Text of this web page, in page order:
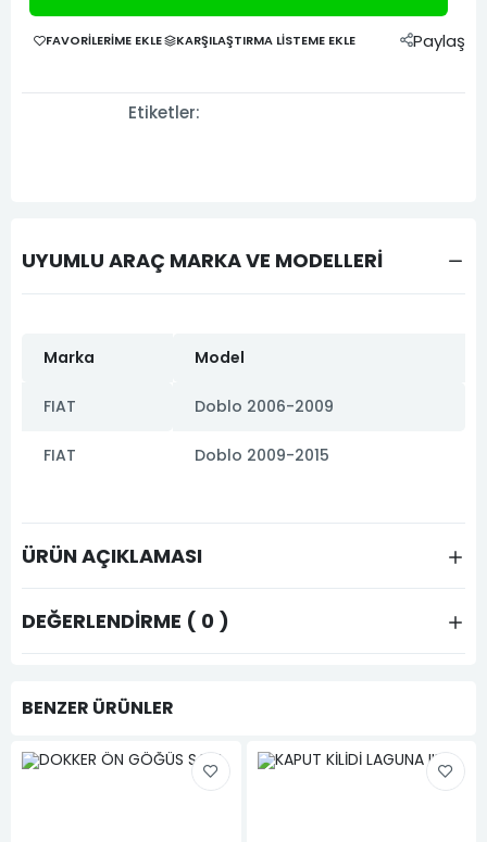
FAVORILERIME EKLE KARŞILAŞTIRMA LISTEME EKLE Paylaş
Etiketler:
UYUMLU ARAÇ MARKA VE MODELLERİ
Marka Model
FIAT Doblo 2006-2009
FIAT Doblo 2009-2015
ÜRÜN AÇIKLAMASI
DEĞERLENDIRME ( 0 )
BENZER ÜRÜNLER